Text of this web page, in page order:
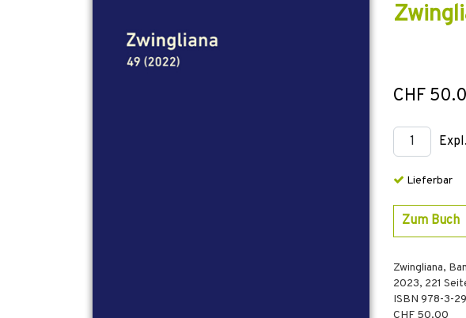
CHF
Expl.
Lieferbar
Zum Buch
Zwingliana,
2023, 221
ISBN 978-3-
CHF 50.00